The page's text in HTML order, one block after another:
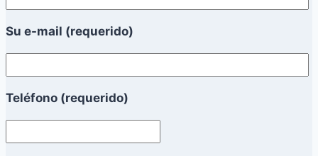
Su e-mail (requerido)
Teléfono (requerido)